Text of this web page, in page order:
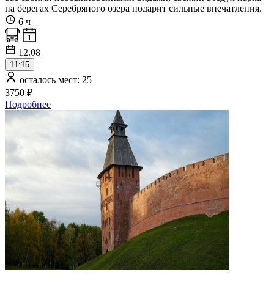
на берегах Серебряного озера подарит сильные впечатления.
6 ч
12.08
11:15
осталось мест: 25
3750 ₽
Подробнее